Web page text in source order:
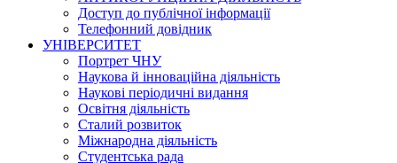
Доступ до публічної інформації
Телефонний довідник
УНІВЕРСИТЕТ
Портрет ЧНУ
Наукова й інноваційна діяльність
Наукові періодичні видання
Освітня діяльність
Сталий розвиток
Міжнародна діяльність
Студентська рада